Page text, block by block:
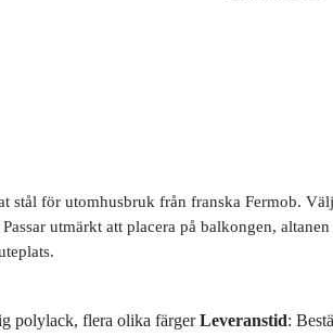
för utomhusbruk från franska Fermob.
utmärkt att placera på balkongen,
polylack, flera olika färgerLeveranstid: